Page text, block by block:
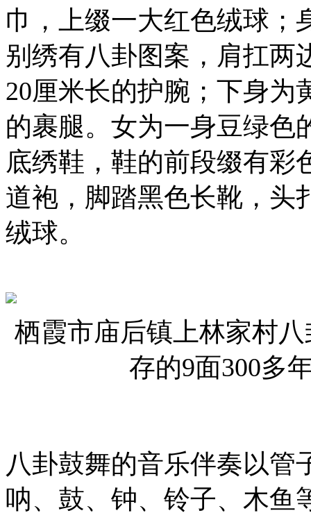
巾，上缀一大红色绒球；
别绣有八卦图案，肩扛两
20厘米长的护腕；下身为
的裹腿。女为一身豆绿色
底绣鞋，鞋的前段缀有彩
道袍，脚踏黑色长靴，头
绒球。
栖霞市庙后镇上林家村
存的9面300多
八卦鼓舞的音乐伴奏以管
呐、鼓、钟、铃子、木鱼